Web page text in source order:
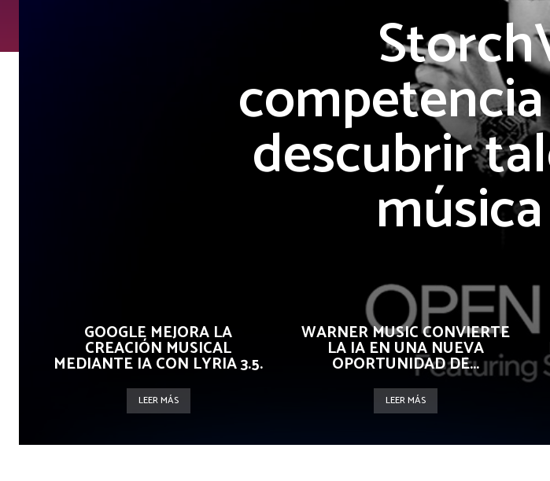
descubrir
GOOGLE MEJORA LA
CREACIÓN MUSICAL
MEDIANTE IA CON LYRIA 3.5.
LEER MÁS
WARNER MUSIC CONVIERTE
LA IA EN UNA NUEVA
OPORTUNIDAD DE...
LEER MÁS